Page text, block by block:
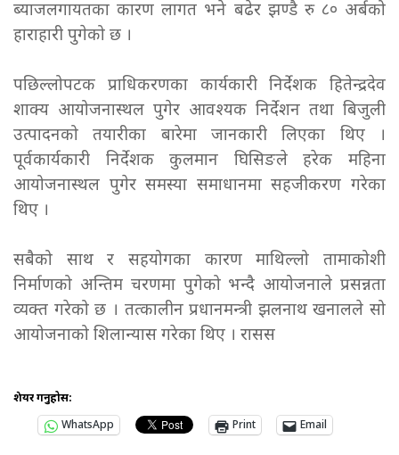
ब्याजलगायतका कारण लागत भने बढेर झण्डै रु ८० अर्बको
हाराहारी पुगेको छ ।
पछिल्लोपटक प्राधिकरणका कार्यकारी निर्देशक हितेन्द्रदेव
शाक्य आयोजनास्थल पुगेर आवश्यक निर्देशन तथा बिजुली
उत्पादनको तयारीका बारेमा जानकारी लिएका थिए ।
पूर्वकार्यकारी निर्देशक कुलमान घिसिङले हरेक महिना
आयोजनास्थल पुगेर समस्या समाधानमा सहजीकरण गरेका
थिए ।
सबैको साथ र सहयोगका कारण माथिल्लो तामाकोशी
निर्माणको अन्तिम चरणमा पुगेको भन्दै आयोजनाले प्रसन्नता
व्यक्त गरेको छ । तत्कालीन प्रधानमन्त्री झलनाथ खनालले सो
आयोजनाको शिलान्यास गरेका थिए । रासस
शेयर गर्नुहोस:
WhatsApp
Print Email